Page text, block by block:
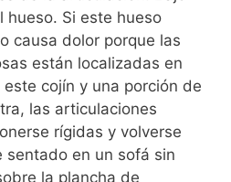
hueso. Si este hueso
causa dolor porque las
están localizadas en
cojín y una porción de
las articulaciones
rígidas y volverse
sentado en un sofá sin
la plancha de